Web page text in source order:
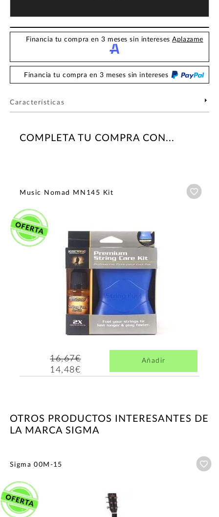
Financia tu compra en 3 meses sin interesesAplazame
Financia tu compra en 3 meses sin intereses
Características
COMPLETA TU COMPRA CON...
Music Nomad MN145 Kit
16,67€
14,48€
Añadir
OTROS PRODUCTOS INTERESANTES DE
LA MARCA SIGMA
Sigma 00M-15